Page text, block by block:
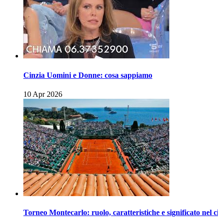
Cinzia Uomini e Donne: cosa sappiamo
10 Apr 2026
Torneo Montecarlo: ruolo, caratteristiche e significato nel